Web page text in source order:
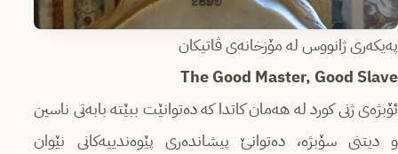
پەیکەری ژانووس لە مۆزخانەی ڤاتیکان
The Good Master, Good Slave
ئۆبژەی ژنی کورد لە هەمان کاتدا کە دەتوانێت ببێتە بابەتی ناسین
و دیتنی سۆبژە، دەتوانێ پیشاندەری پێوەندییەکانی نێوان